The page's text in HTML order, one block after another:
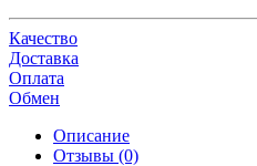
Качество
Доставка
Оплата
Обмен
Описание
Отзывы (0)